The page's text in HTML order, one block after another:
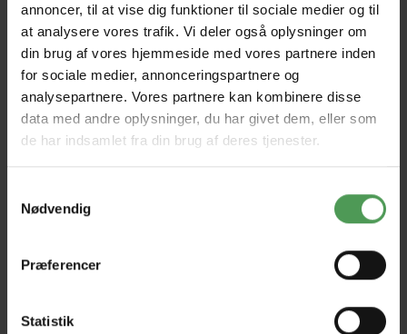
annoncer, til at vise dig funktioner til sociale medier og til
at analysere vores trafik. Vi deler også oplysninger om
din brug af vores hjemmeside med vores partnere inden
for sociale medier, annonceringspartnere og
analysepartnere. Vores partnere kan kombinere disse
data med andre oplysninger, du har givet dem, eller som
de har indsamlet fra din brug af deres tjenester.
Nødvendig
Præferencer
Statistik
Motorcykelforsikringens dækninger:
skader andre personer eller køretøjer med din
motorcykel.
hærværk.